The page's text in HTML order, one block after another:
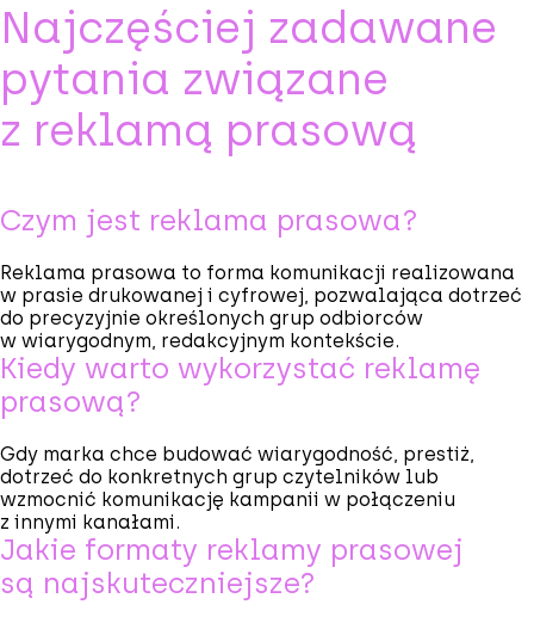
Najczęściej zadawane
pytania związane
z reklamą prasową
Czym jest reklama prasowa?
Reklama prasowa to forma komunikacji realizowana
w prasie drukowanej i cyfrowej, pozwalająca dotrzeć
do precyzyjnie określonych grup odbiorców
w wiarygodnym, redakcyjnym kontekście.
Kiedy warto wykorzystać reklamę
prasową?
Gdy marka chce budować wiarygodność, prestiż,
dotrzeć do konkretnych grup czytelników lub
wzmocnić komunikację kampanii w połączeniu
z innymi kanałami.
Jakie formaty reklamy prasowej
są najskuteczniejsze?